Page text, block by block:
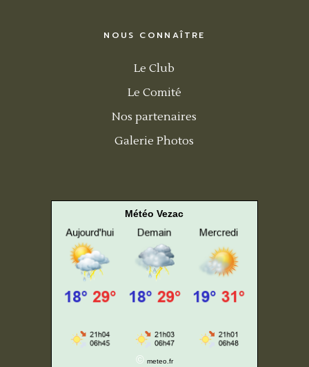
NOUS CONNAÎTRE
Le Club
Le Comité
Nos partenaires
Galerie Photos
Météo Vezac
© meteo.fr